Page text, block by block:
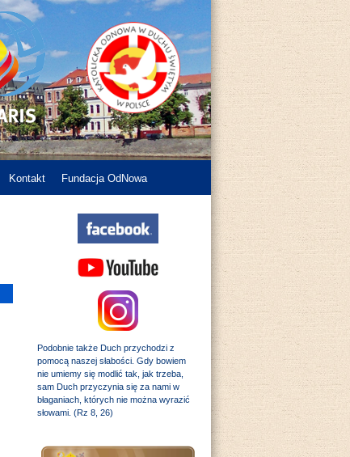
Kontakt Fundacja OdNowa
Podobnie także Duch przychodzi z
pomocą naszej słabości. Gdy bowiem
nie umiemy się modlić tak, jak trzeba,
sam Duch przyczynia się za nami w
błaganiach, których nie można wyrazić
słowami. (Rz 8, 26)